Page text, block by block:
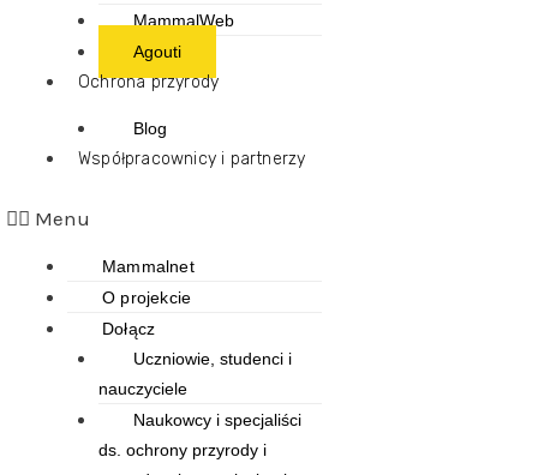
MammalWeb
Agouti
Ochrona przyrody
Blog
Współpracownicy i partnerzy
Menu
Mammalnet
O projekcie
Dołącz
Uczniowie, studenci i
nauczyciele
Naukowcy i specjaliści
ds. ochrony przyrody i